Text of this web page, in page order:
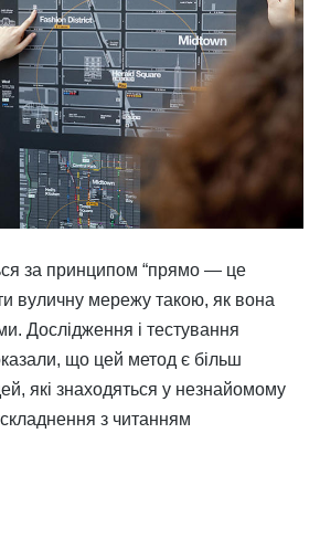
за принципом “прямо — це
вуличну мережу такою, як вона
Дослідження і тестування
що цей метод є більш
які знаходяться у незнайомому
з читанням